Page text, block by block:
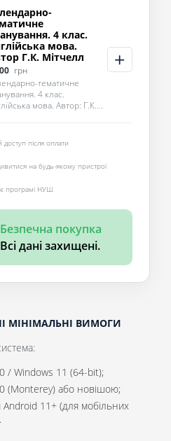
4 клас.
мова.
Г.К. Мітчелл
грн
тематичне
4 клас.
мова. Автор: Г.К....
після оплати
на будь-якому пристрої
програмі НУШ
Безпечна покупка
Всі дані захищені.
МІНІМАЛЬНІ ВИМОГИ
/ Windows 11 (64-bit);
(Monterey) або новішою;
Android 11+ (для мобільних